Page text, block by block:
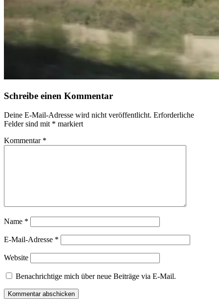
Schreibe einen Kommentar
Deine E-Mail-Adresse wird nicht veröffentlicht. Erforderliche
Felder sind mit * markiert
Kommentar *
Name *
E-Mail-Adresse *
Website
Benachrichtige mich über neue Beiträge via E-Mail.